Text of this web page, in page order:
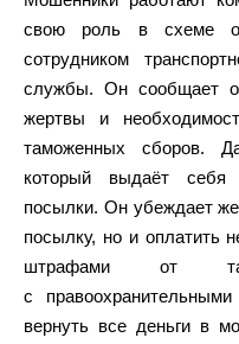
свою роль в схеме
сотрудником
службы. Он сообщает
жертвы и
таможенных сборов.
который выдаёт себя
посылки. Он убеждает
посылку, но и оплатить
штрафами от
с
вернуть все деньги в